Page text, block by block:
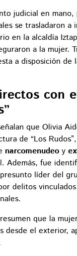
judicial en
se trasladaron a
en la alcaldía
a la mujer.
a disposición de
con
que Olivia
de “Los
narcomenudeo y
Además, fue
líder del
delitos vinculados
que la
desde el exterior,